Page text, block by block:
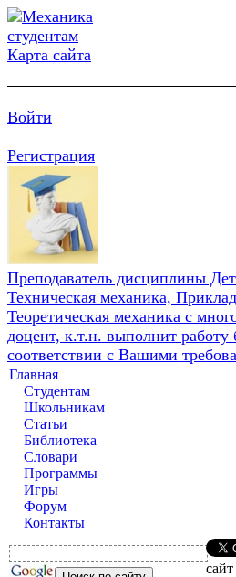
Карта сайта
Войти
Регистрация
Преподаватель дисциплины
Техническая механика,
Теоретическая механика с
доцент, к.т.н. выполнит работу
соответствии с Вашими
Главная
Студентам
Школьникам
Статьи
Библиотека
Словари
Программы
Игры
Форум
Контакты
сайт